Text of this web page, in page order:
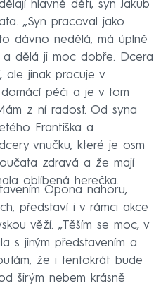
hlavně děti, syn Jakub
„Syn pracoval jako
dávno nedělá, má úplně
a dělá ji moc dobře. Dcera
ale jinak pracuje v
domácí péči a je v tom
z ní radost. Od syna
Františka a
vnučku, které je osm
zdravá a že mají
oblíbená herečka.
Opona nahoru,
představí i v rámci akce
věží. „Těším se moc, v
s jiným představením a
že i tentokrát bude
širým nebem krásně